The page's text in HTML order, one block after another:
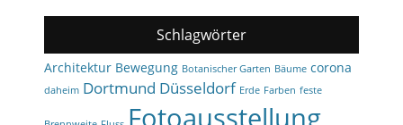
Schlagwörter
Architektur Bewegung Botanischer Garten Bäume corona
daheim Dortmund Düsseldorf Erde Farben feste
Fotoausstellung